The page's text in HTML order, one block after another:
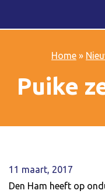
Home»
Puike
11 maart, 2017
Den Ham heeft op